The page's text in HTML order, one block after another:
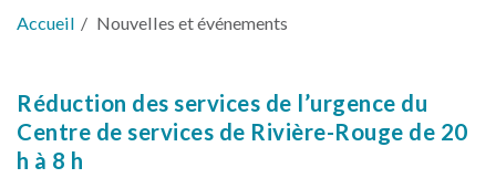
Accueil Nouvelles et événements
Réduction des services de l’urgence du
Centre de services de Rivière-Rouge de 20
h à 8 h